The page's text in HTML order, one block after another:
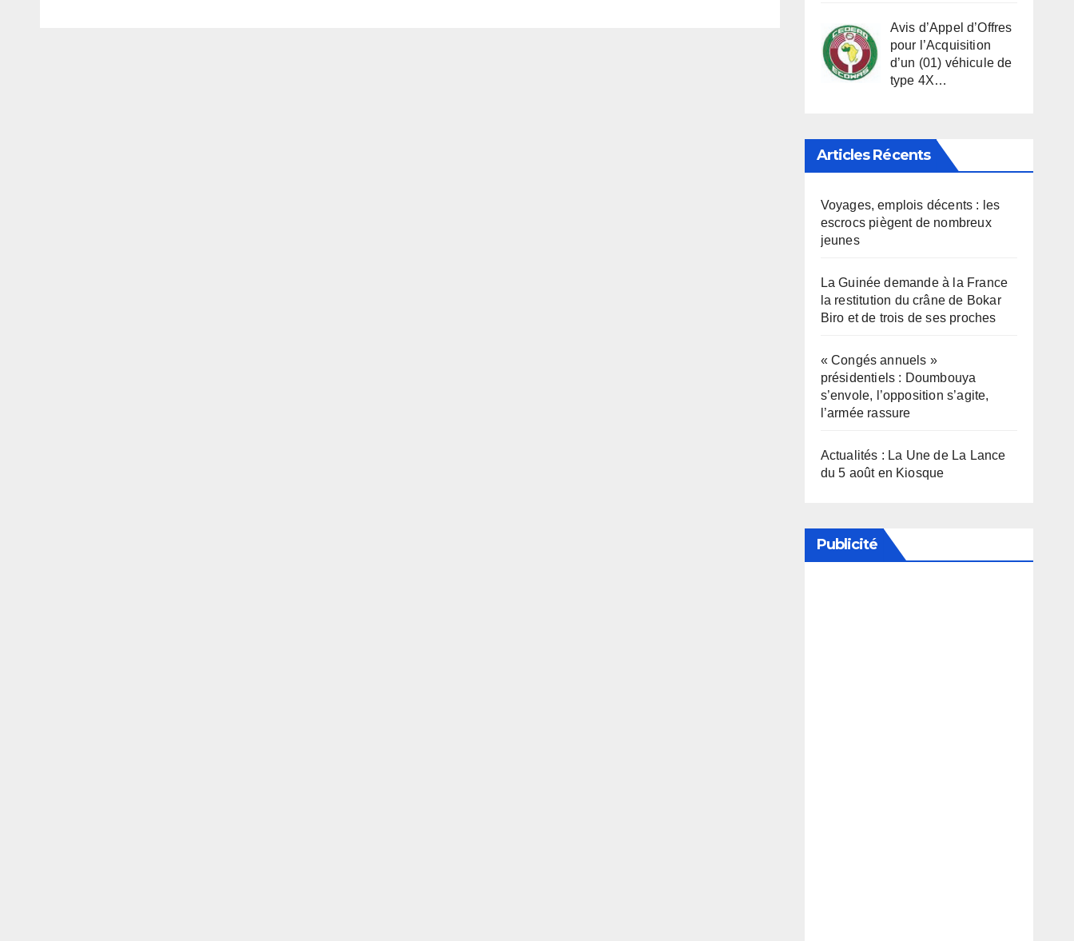
Avis d’Appel d’Offres
pour l’Acquisition
d’un (01) véhicule de
type 4X…
Articles Récents
Voyages, emplois décents : les
escrocs piègent de nombreux
jeunes
La Guinée demande à la France
la restitution du crâne de Bokar
Biro et de trois de ses proches
« Congés annuels »
présidentiels : Doumbouya
s’envole, l’opposition s’agite,
l’armée rassure
Actualités : La Une de La Lance
du 5 août en Kiosque
Publicité